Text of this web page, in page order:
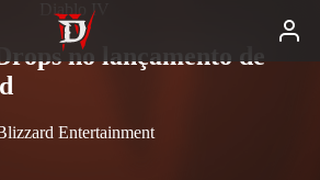
Diablo IV
no lançamento de
Entertainment